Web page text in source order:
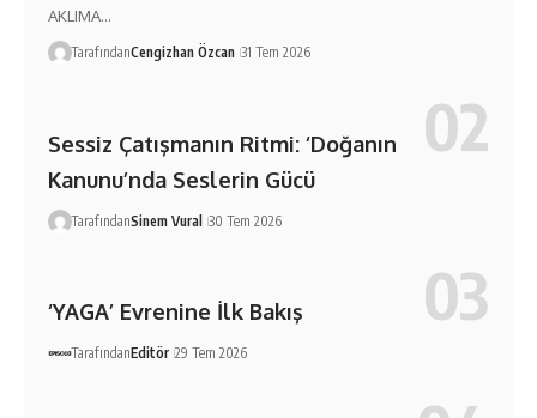
AKLIMA…
TarafındanCengizhan Özcan 31 Tem 2026
Sessiz Çatışmanın Ritmi: ‘Doğanın
Kanunu’nda Seslerin Gücü
TarafındanSinem Vural 30 Tem 2026
‘YAGA’ Evrenine İlk Bakış
TarafındanEditör 29 Tem 2026